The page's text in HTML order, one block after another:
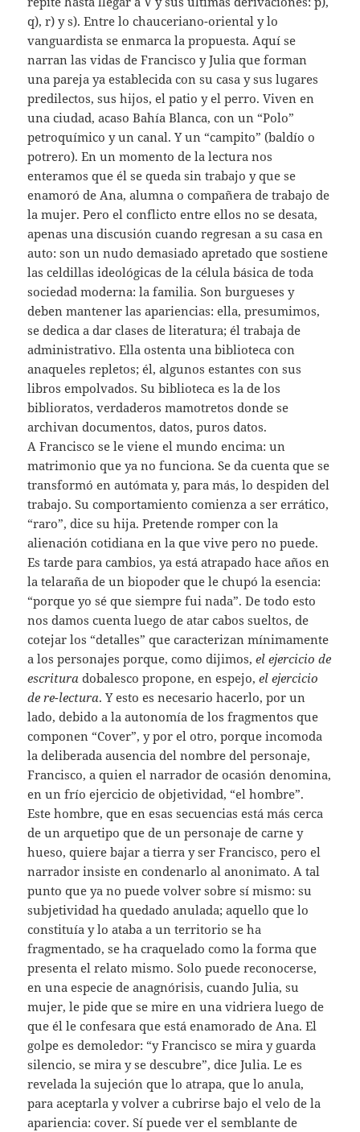
q), r) y s). Entre lo chauceriano-oriental y lo
vanguardista se enmarca la propuesta. Aquí se
narran las vidas de Francisco y Julia que forman
una pareja ya establecida con su casa y sus lugares
predilectos, sus hijos, el patio y el perro. Viven en
una ciudad, acaso Bahía Blanca, con un “Polo”
petroquímico y un canal. Y un “campito” (baldío o
potrero). En un momento de la lectura nos
enteramos que él se queda sin trabajo y que se
enamoró de Ana, alumna o compañera de trabajo de
la mujer. Pero el conflicto entre ellos no se desata,
apenas una discusión cuando regresan a su casa en
auto: son un nudo demasiado apretado que sostiene
las celdillas ideológicas de la célula básica de toda
sociedad moderna: la familia. Son burgueses y
deben mantener las apariencias: ella, presumimos,
se dedica a dar clases de literatura; él trabaja de
administrativo. Ella ostenta una biblioteca con
anaqueles repletos; él, algunos estantes con sus
libros empolvados. Su biblioteca es la de los
biblioratos, verdaderos mamotretos donde se
archivan documentos, datos, puros datos.
A Francisco se le viene el mundo encima: un
matrimonio que ya no funciona. Se da cuenta que se
transformó en autómata y, para más, lo despiden del
trabajo. Su comportamiento comienza a ser errático,
“raro”, dice su hija. Pretende romper con la
alienación cotidiana en la que vive pero no puede.
Es tarde para cambios, ya está atrapado hace años en
la telaraña de un biopoder que le chupó la esencia:
“porque yo sé que siempre fui nada”. De todo esto
nos damos cuenta luego de atar cabos sueltos, de
cotejar los “detalles” que caracterizan mínimamente
a los personajes porque, como dijimos,el ejercicio de
escrituradobalesco propone, en espejo,el ejercicio
de re-lectura. Y esto es necesario hacerlo, por un
lado, debido a la autonomía de los fragmentos que
componen “Cover”, y por el otro, porque incomoda
la deliberada ausencia del nombre del personaje,
Francisco, a quien el narrador de ocasión denomina,
en un frío ejercicio de objetividad, “el hombre”.
Este hombre, que en esas secuencias está más cerca
de un arquetipo que de un personaje de carne y
hueso, quiere bajar a tierra y ser Francisco, pero el
narrador insiste en condenarlo al anonimato. A tal
punto que ya no puede volver sobre sí mismo: su
subjetividad ha quedado anulada; aquello que lo
constituía y lo ataba a un territorio se ha
fragmentado, se ha craquelado como la forma que
presenta el relato mismo. Solo puede reconocerse,
en una especie de anagnórisis, cuando Julia, su
mujer, le pide que se mire en una vidriera luego de
que él le confesara que está enamorado de Ana. El
golpe es demoledor: “y Francisco se mira y guarda
silencio, se mira y se descubre”, dice Julia. Le es
revelada la sujeción que lo atrapa, que lo anula,
para aceptarla y volver a cubrirse bajo el velo de la
apariencia: cover. Sí puede ver el semblante de